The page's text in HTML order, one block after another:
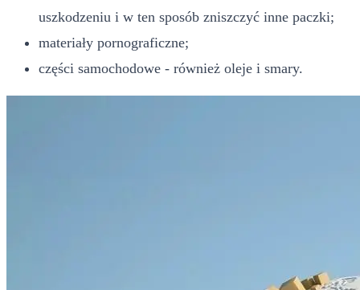
uszkodzeniu i w ten sposób zniszczyć inne paczki;
materiały pornograficzne;
części samochodowe - również oleje i smary.